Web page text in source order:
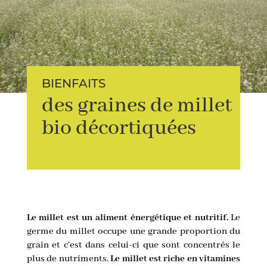
BIENFAITS
des graines de millet
bio décortiquées
Le millet est un aliment énergétique et nutritif.Le
germe du millet occupe une grande proportion du
grain et c’est dans celui-ci que sont concentrés le
plus de nutriments.Le millet est riche en vitamines